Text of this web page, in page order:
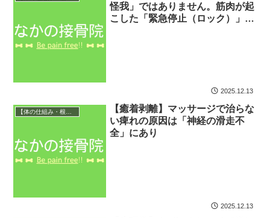
怪我」ではありません。筋肉が起
こした「緊急停止（ロック）」で
2025.12.13
【癒着剥離】マッサージで治らな
い痺れの原因は「神経の滑走不
全」にあり
2025.12.13